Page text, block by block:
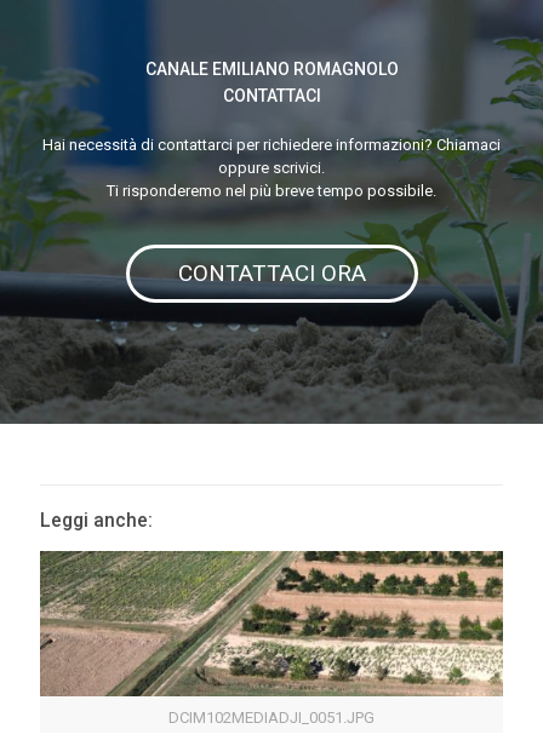
CANALE EMILIANO ROMAGNOLO
CONTATTACI
Hai necessità di contattarci per richiedere informazioni? Chiamaci
oppure scrivici.
Ti risponderemo nel più breve tempo possibile.
CONTATTACI ORA
Leggi anche:
DCIM102MEDIADJI_0051.JPG